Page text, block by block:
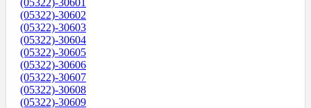
(05322)-30601
(05322)-30602
(05322)-30603
(05322)-30604
(05322)-30605
(05322)-30606
(05322)-30607
(05322)-30608
(05322)-30609